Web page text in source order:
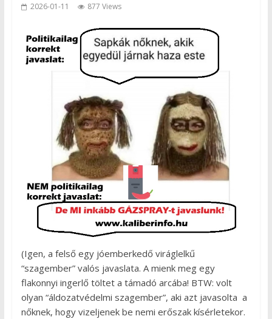
2026-01-11 877 Views
(Igen, a felső egy jóemberkedő viráglelkű
“szagember” valós javaslata. A mienk meg egy
flakonnyi ingerlő töltet a támadó arcába! BTW: volt
olyan “áldozatvédelmi szagember”, aki azt javasolta a
nőknek, hogy vizeljenek be nemi erőszak kísérletekor.